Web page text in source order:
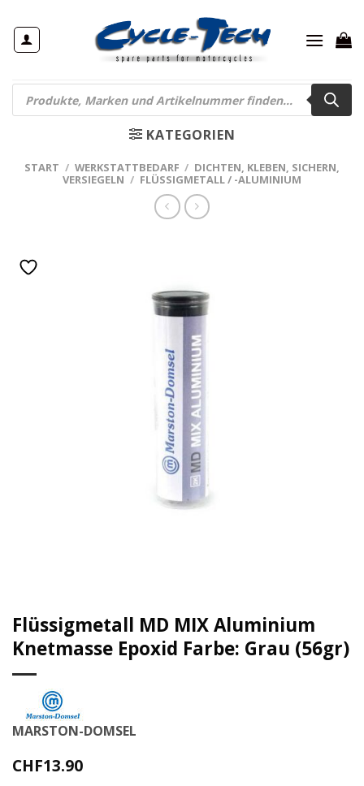
Inhalt
springen
Products
search
KATEGORIEN
START / WERKSTATTBEDARF / DICHTEN, KLEBEN, SICHERN,
VERSIEGELN / FLÜSSIGMETALL / -ALUMINIUM
Flüssigmetall MD MIX Aluminium
Knetmasse Epoxid Farbe: Grau (56gr)
MARSTON-DOMSEL
CHF13.90